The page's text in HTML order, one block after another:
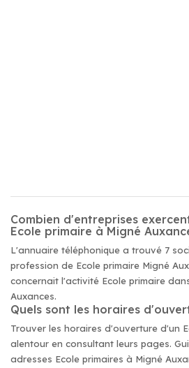
Combien d'entreprises
Ecole primaire à Migné
L'annuaire téléphonique a trouvé 7
profession de Ecole primaire Migné
concernait l'activité Ecole primaire
Auxances.
Quels sont les horaires
Trouver les horaires d'ouverture d'un
alentour en consultant leurs pages.
adresses Ecole primaires à Migné